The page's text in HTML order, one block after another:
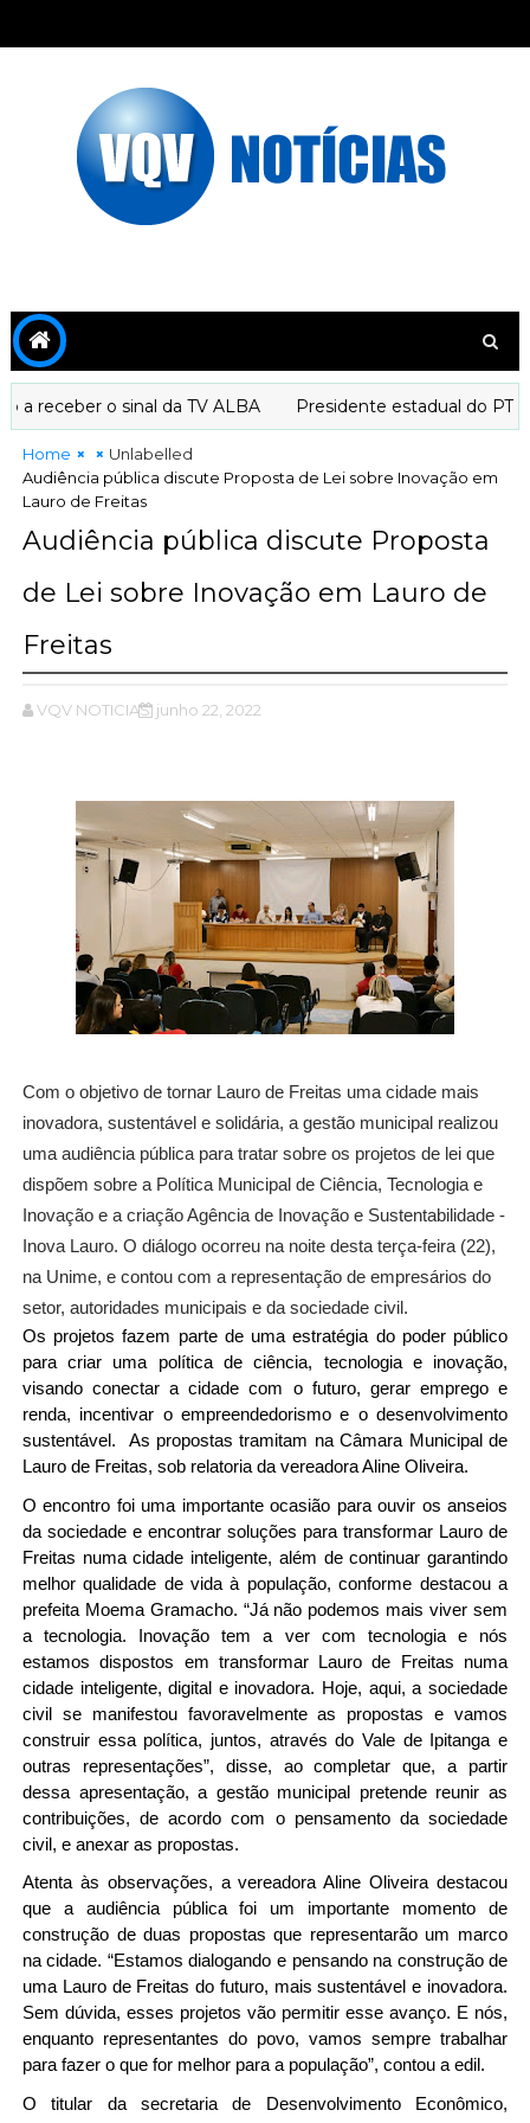
receber o sinal da TV ALBA Presidente estadual do PT
Home
Unlabelled
Audiência pública discute Proposta de Lei sobre Inovação em
Lauro de Freitas
Audiência pública discute Proposta
de Lei sobre Inovação em Lauro de
Freitas
VQV NOTICIAS junho 22, 2022
Com o objetivo de tornar Lauro de Freitas uma cidade mais
inovadora, sustentável e solidária, a gestão municipal realizou
uma audiência pública para tratar sobre os projetos de lei que
dispõem sobre a Política Municipal de Ciência, Tecnologia e
Inovação e a criação Agência de Inovação e Sustentabilidade -
Inova Lauro. O diálogo ocorreu na noite desta terça-feira (22),
na Unime, e contou com a representação de empresários do
setor, autoridades municipais e da sociedade civil.
Os projetos fazem parte de uma estratégia do poder público
para criar uma política de ciência, tecnologia e inovação,
visando conectar a cidade com o futuro, gerar emprego e
renda, incentivar o empreendedorismo e o desenvolvimento
sustentável. As propostas tramitam na Câmara Municipal de
Lauro de Freitas, sob relatoria da vereadora Aline Oliveira.
O encontro foi uma importante ocasião para ouvir os anseios
da sociedade e encontrar soluções para transformar Lauro de
Freitas numa cidade inteligente, além de continuar garantindo
melhor qualidade de vida à população, conforme destacou a
prefeita Moema Gramacho. “Já não podemos mais viver sem
a tecnologia. Inovação tem a ver com tecnologia e nós
estamos dispostos em transformar Lauro de Freitas numa
cidade inteligente, digital e inovadora. Hoje, aqui, a sociedade
civil se manifestou favoravelmente as propostas e vamos
construir essa política, juntos, através do Vale de Ipitanga e
outras representações”, disse, ao completar que, a partir
dessa apresentação, a gestão municipal pretende reunir as
contribuições, de acordo com o pensamento da sociedade
civil, e anexar as propostas.
Atenta às observações, a vereadora Aline Oliveira destacou
que a audiência pública foi um importante momento de
construção de duas propostas que representarão um marco
na cidade. “Estamos dialogando e pensando na construção de
uma Lauro de Freitas do futuro, mais sustentável e inovadora.
Sem dúvida, esses projetos vão permitir esse avanço. E nós,
enquanto representantes do povo, vamos sempre trabalhar
para fazer o que for melhor para a população”, contou a edil.
O titular da secretaria de Desenvolvimento Econômico,